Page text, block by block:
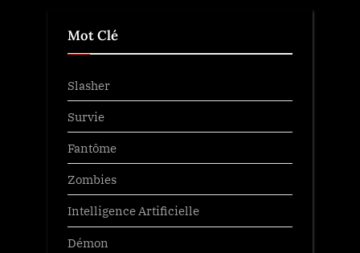
Mot Clé
Slasher
Survie
Fantôme
Zombies
Intelligence Artificielle
Démon